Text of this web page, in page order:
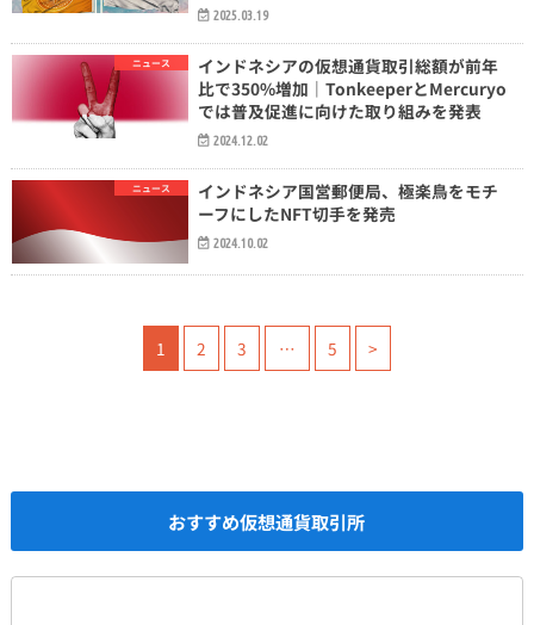
2025.03.19
ニュース
インドネシアの仮想通貨取引総額が前年
比で350%増加｜TonkeeperとMercuryo
では普及促進に向けた取り組みを発表
2024.12.02
ニュース
インドネシア国営郵便局、極楽鳥をモチ
ーフにしたNFT切手を発売
2024.10.02
1 2 3 … 5 >
おすすめ仮想通貨取引所